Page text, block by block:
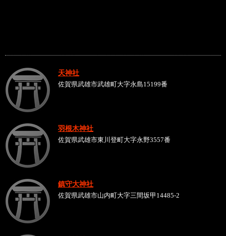
天神社
佐賀県武雄市武雄町大字永島15199番
羽根木神社
佐賀県武雄市東川登町大字永野3557番
鎮守大神社
佐賀県武雄市山内町大字三間坂甲14485-2